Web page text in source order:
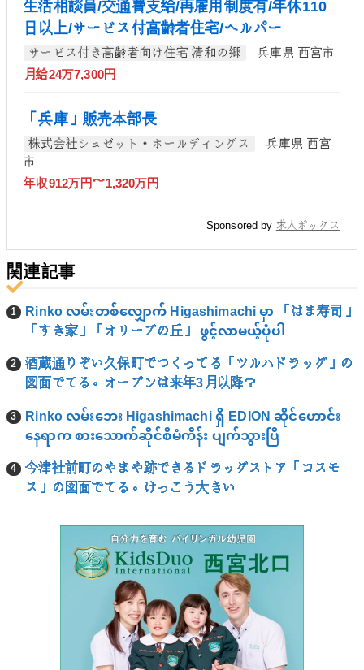
生活相談員/交通費支給/再雇用制度有/年休110
日以上/サービス付高齢者住宅/ヘルパー
サービス付き高齢者向け住宅 清和の郷
兵庫県 西宮市
月給24万7,300円
「兵庫」販売本部長
株式会社シュゼット・ホールディングス
兵庫県 西宮
市
年収912万円～1,320万円
Sponsored by 求人ボックス
関連記事
Rinko လမ်းတစ်လျှောက် Higashimachi မှာ 「はま寿司」
「すき家」「オリーブの丘」 ဖွင့်လာမယ့်ပုံပါ
酒蔵通りぞい久保町でつくってる「ツルハドラッグ」の
図面でてる。オープンは来年3月以降？
Rinko လမ်းဘေး Higashimachi ရှိ EDION ဆိုင်ဟောင်း
နေရာက စားသောက်ဆိုင်စီမံကိန်း ပျက်သွားပြီ
今津社前町のやまや跡できるドラッグストア「コスモ
ス」の図面でてる。けっこう大きい